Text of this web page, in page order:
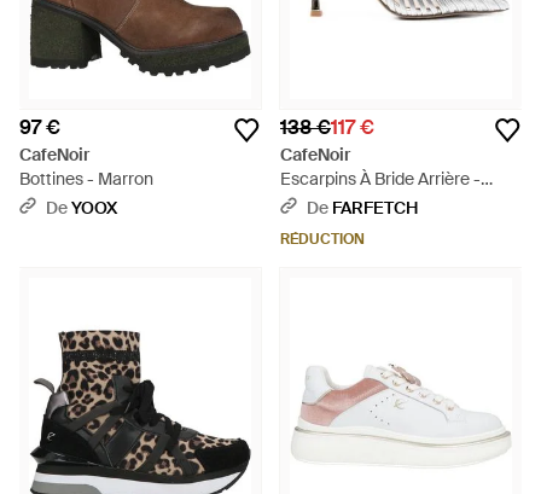
97 €
CafeNoir
Bottines - Marron
DeYOOX
138 €117 €
CafeNoir
Escarpins À Bride Arrière -
Blanc
De FARFETCH
RÉDUCTION